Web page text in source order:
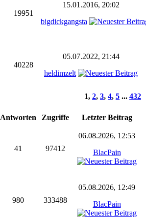
19951
15.01.2016, 20:02
bigdickgangsta
40228
05.07.2022, 21:44
heldimzelt
1, 2, 3, 4, 5 ... 432
Antworten Zugriffe
Letzter Beitrag
41 97412
06.08.2026, 12:53
BlacPain
980 333488
05.08.2026, 12:49
BlacPain